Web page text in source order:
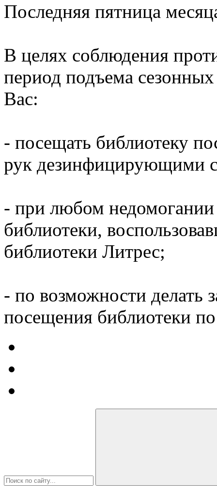
Последняя пятница
В целях соблюдения
период подъема
Вас:
- посещать библиотеку
рук дезинфицирующими
- при любом недомогании
библиотеки,
библиотеки Литрес;
- по возможности делать
посещения библиотеки